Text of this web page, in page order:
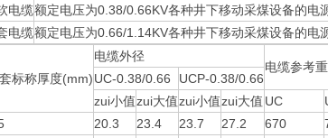
电缆额定电压为0.38/0.66KV各种井下移动采煤设备的电
电缆额定电压为0.66/1.14KV各种井下移动采煤设备的电
标称厚度(mm)
电缆外径
电缆参考
UC-0.38/0.66
UCP-0.38/0.66
zui小值zui大值zui小值zui大值 UC
20.3 23.4 23.7 27.2 670